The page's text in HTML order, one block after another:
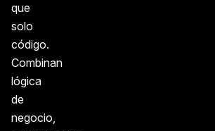
que
solo
código.
Combinan
lógica
de
negocio,